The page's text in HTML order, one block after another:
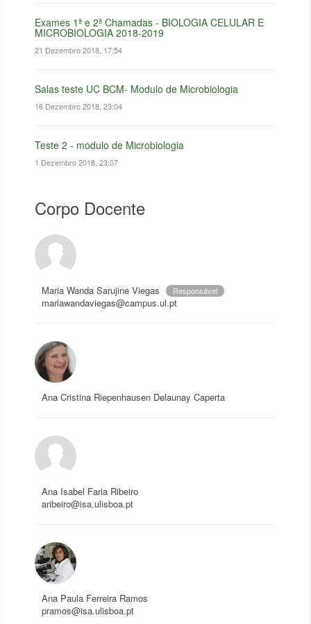
Exames 1ª e 2ª Chamadas - BIOLOGIA CELULAR E
MICROBIOLOGIA 2018-2019
21 Dezembro 2018, 17:54
Salas teste UC BCM- Modulo de Microbiologia
16 Dezembro 2018, 23:04
Teste 2 - modulo de Microbiologia
1 Dezembro 2018, 23:07
Corpo Docente
Maria Wanda Sarujine Viegas Responsável
mariawandaviegas@campus.ul.pt
Ana Cristina Riepenhausen Delaunay Caperta
Ana Isabel Faria Ribeiro
aribeiro@isa.ulisboa.pt
Ana Paula Ferreira Ramos
pramos@isa.ulisboa.pt